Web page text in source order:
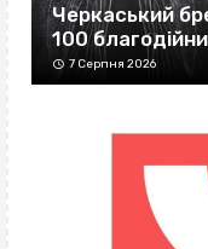
Черкаський
100
7 Серпня 2026